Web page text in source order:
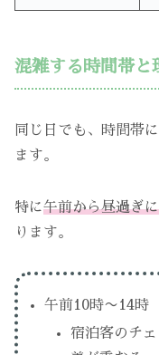
混雑する時間帯と
同じ日でも、時間帯
ます。
特に午前から昼過ぎ
ります。
午前10時〜14時
宿泊客のチ